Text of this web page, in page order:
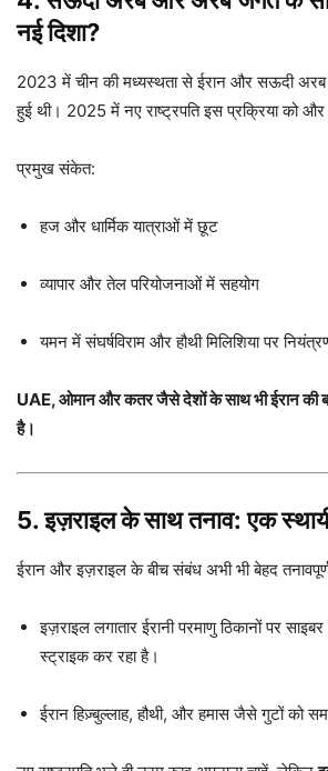
नई दिशा?
2023 में चीन की मध्यस्थता से ईरान और सऊदी अरब
हुई थी। 2025 में नए राष्ट्रपति इस प्रक्रिया को
प्रमुख संकेत:
हज और धार्मिक यात्राओं में छूट
व्यापार और तेल परियोजनाओं में सहयोग
यमन में संघर्षविराम और हौथी मिलिशिया पर
UAE, ओमान और कतर जैसे देशों के साथ भी ईरान की
है।
5. इज़राइल के साथ तनाव: एक
ईरान और इज़राइल के बीच संबंध अभी भी बेहद
इज़राइल लगातार ईरानी परमाणु ठिकानों पर
स्ट्राइक कर रहा है।
ईरान हिज़्बुल्लाह, हौथी, और हमास जैसे गुटों को